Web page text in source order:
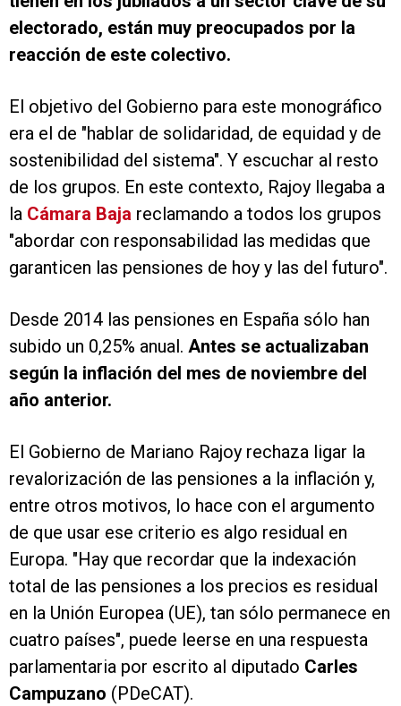
electorado, están muy preocupados por la
reacción de este colectivo.
El objetivo del Gobierno para este monográfico
era el de "hablar de solidaridad, de equidad y de
sostenibilidad del sistema". Y escuchar al resto
de los grupos. En este contexto, Rajoy llegaba a
la Cámara Baja reclamando a todos los grupos
"abordar con responsabilidad las medidas que
garanticen las pensiones de hoy y las del futuro".
Desde 2014 las pensiones en España sólo han
subido un 0,25% anual. Antes se actualizaban
según la inflación del mes de noviembre del
año anterior.
El Gobierno de Mariano Rajoy rechaza ligar la
revalorización de las pensiones a la inflación y,
entre otros motivos, lo hace con el argumento
de que usar ese criterio es algo residual en
Europa. "Hay que recordar que la indexación
total de las pensiones a los precios es residual
en la Unión Europea (UE), tan sólo permanece en
cuatro países", puede leerse en una respuesta
parlamentaria por escrito al diputado Carles
Campuzano (PDeCAT).